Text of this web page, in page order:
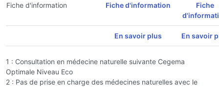
Fiche d'information Fiche d'information
Fiche
En savoir plus En savoir
1 : Consultation en médecine naturelle suivante Cegema
Optimale Niveau Eco
2 : Pas de prise en charge des médecines naturelles avec le